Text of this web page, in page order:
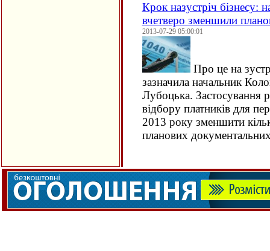
Крок назустріч бізнесу:
вчетверо зменшили
2013-07-29 05:00:01
Про це на
зазначила начальник
Лубоцька. Застосування
відбору платників для
2013 року зменшити
планових